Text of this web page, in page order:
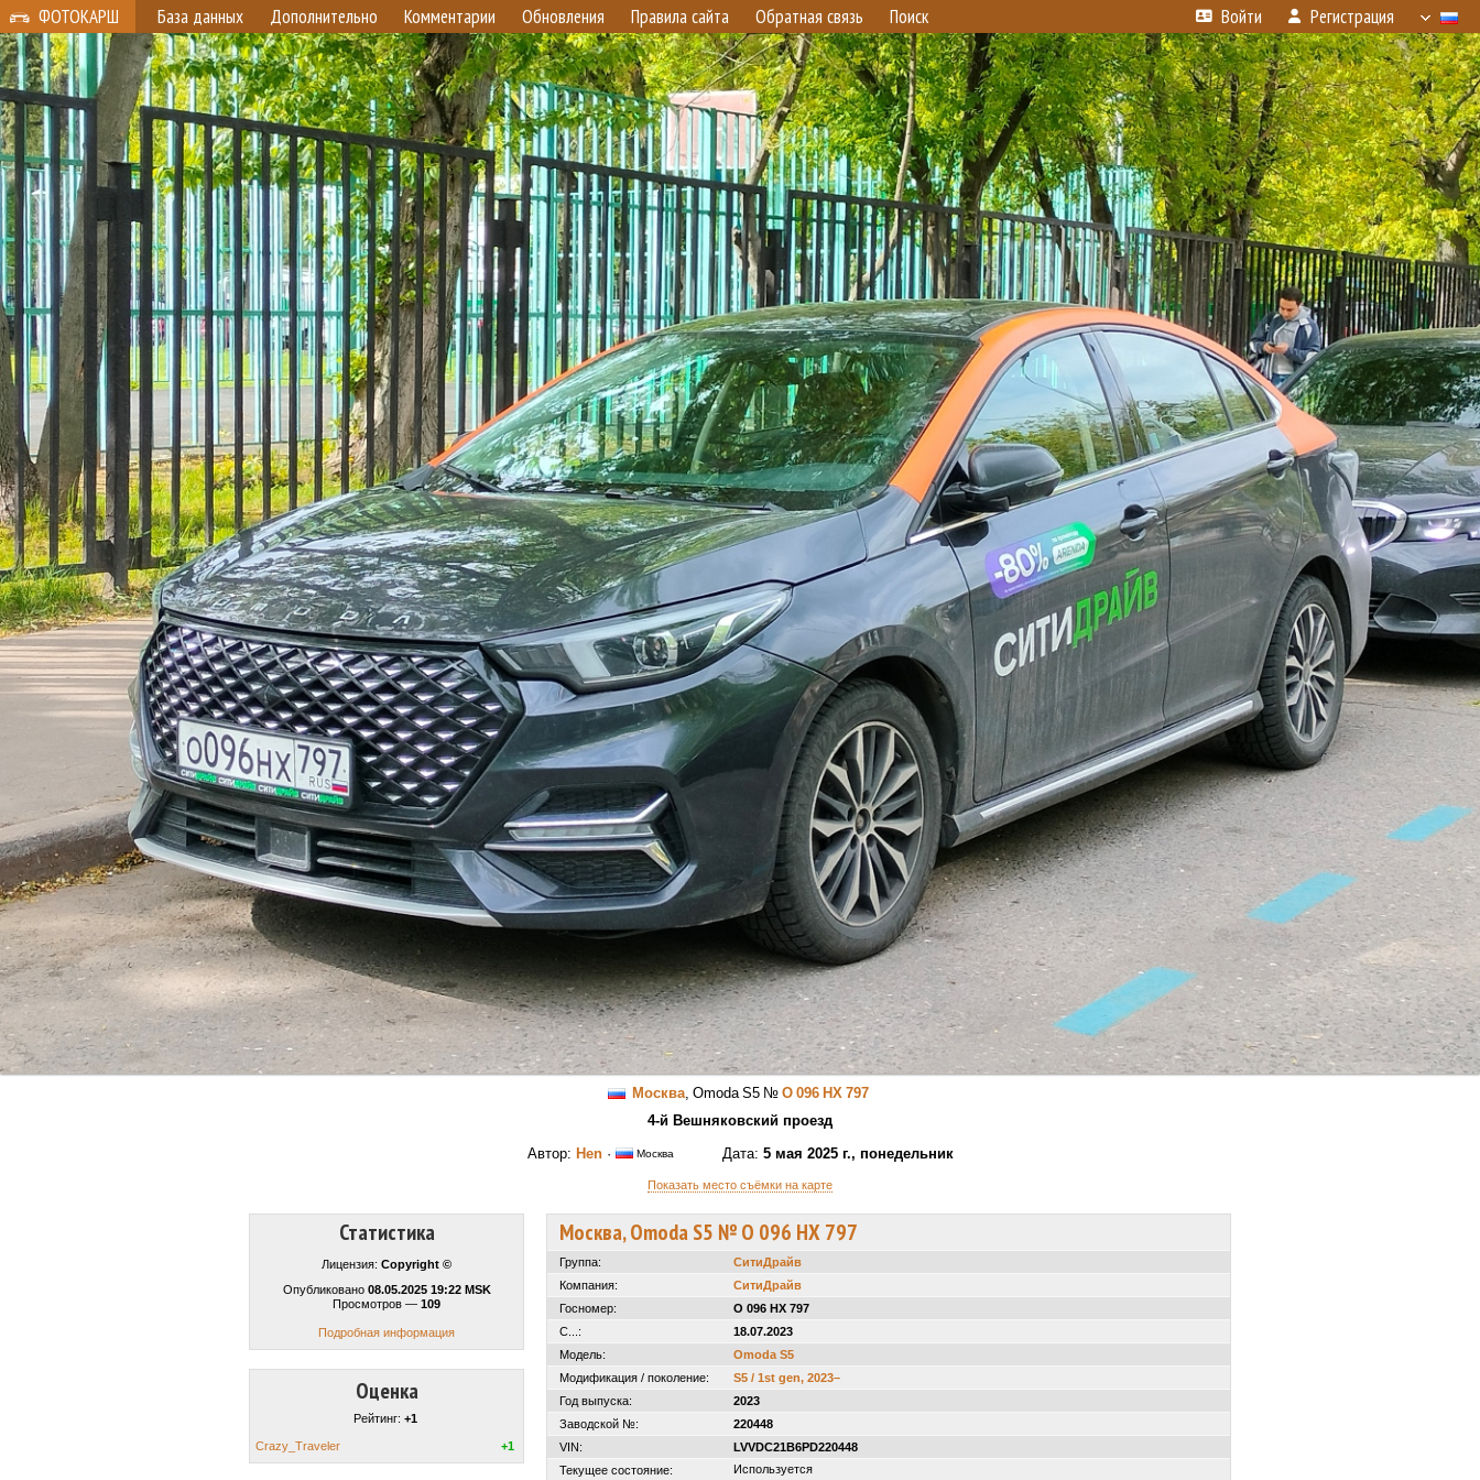
ФОТОКАРШ База данных Дополнительно Комментарии Обновления Правила сайта Обратная связь Поиск Войти Регистрация
Москва, Omoda S5 № О 096 НХ 797
4-й Вешняковский проезд
Автор: Hen· МоскваДата: 5 мая 2025 г., понедельник
Показать место съёмки на карте
Статистика
Лицензия: Copyright ©
Опубликовано 08.05.2025 19:22 MSK
Просмотров — 109
Подробная информация
Оценка
Рейтинг: +1
Crazy_Traveler +1
Москва, Omoda S5 № О 096 НХ 797
Группа:
СитиДрайв
Компания:
СитиДрайв
Госномер:
О 096 НХ 797
С...:
18.07.2023
Модель:
Omoda S5
Модификация / поколение:
S5 / 1st gen, 2023–
Год выпуска:
2023
Заводской №:
220448
VIN:
LVVDC21B6PD220448
Текущее состояние:
Используется